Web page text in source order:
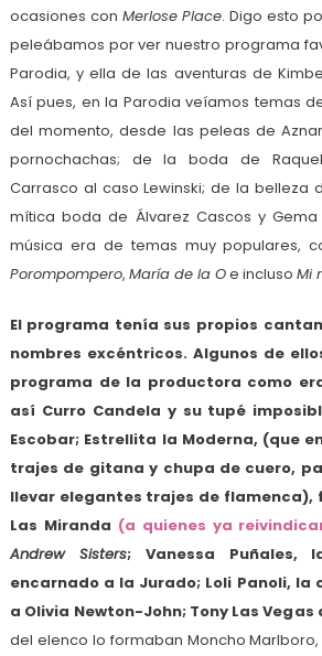
ocasiones con Merlose Place. Digo esto
peleábamos por ver nuestro programa
Parodia, y ella de las aventuras de
Así pues, en la Parodia veíamos temas
del momento, desde las peleas de
pornochachas; de la boda de
Carrasco al caso Lewinski; de la belleza
mítica boda de Álvarez Cascos y Gema
música era de temas muy populares,
Porompompero, María de la Oe incluso Mi
El programa tenía sus propios
nombres excéntricos. Algunos de
programa de la productora como
así Curro Candela y su tupé
Escobar; Estrellita la Moderna, (que
trajes de gitana y chupa de cuero,
llevar elegantes trajes de flamenca),
Las Miranda (a quienes ya
Andrew Sisters; Vanessa Puñales,
encarnado a la Jurado; Loli Panoli,
a Olivia Newton-John; Tony Las Vegas
del elenco lo formaban Moncho